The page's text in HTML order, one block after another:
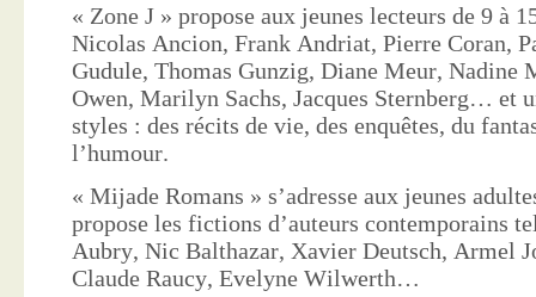
« Zone J » propose aux jeunes lecteurs de 9 à
Nicolas Ancion, Frank Andriat, Pierre Coran,
Gudule, Thomas Gunzig, Diane Meur, Nadine
Owen, Marilyn Sachs, Jacques Sternberg… et
styles : des récits de vie, des enquêtes, du
l’humour.
« Mijade Romans » s’adresse aux jeunes
propose les fictions d’auteurs contemporains
Aubry, Nic Balthazar, Xavier Deutsch, Armel
Claude Raucy, Evelyne Wilwerth…